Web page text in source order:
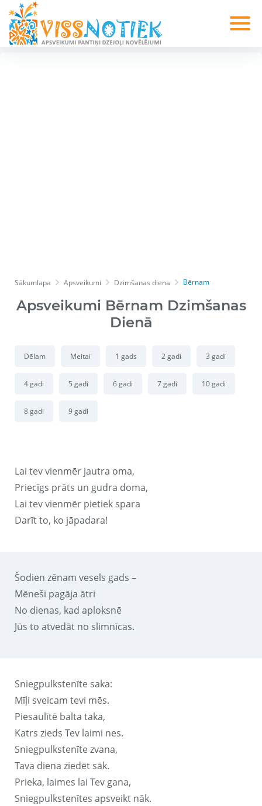
Sākumlapa Apsveikumi Dzimšanas diena Bērnam
Apsveikumi Bērnam Dzimšanas
Dienā
Dēlam Meitai 1 gads 2 gadi 3 gadi
4 gadi 5 gadi 6 gadi 7 gadi 10 gadi
8 gadi 9 gadi
Lai tev vienmēr jautra oma,
Priecīgs prāts un gudra doma,
Lai tev vienmēr pietiek spara
Darīt to, ko jāpadara!
Šodien zēnam vesels gads –
Mēneši pagāja ātri
No dienas, kad aploksnē
Jūs to atvedāt no slimnīcas.
Sniegpulkstenīte saka:
Mīļi sveicam tevi mēs.
Piesaulītē balta taka,
Katrs zieds Tev laimi nes.
Sniegpulkstenīte zvana,
Tava diena ziedēt sāk.
Prieka, laimes lai Tev gana,
Sniegpulkstenītes apsveikt nāk.